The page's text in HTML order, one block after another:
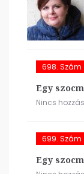
698. Szám
Egy
Nincs
699. Szám
Egy